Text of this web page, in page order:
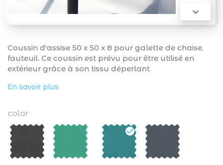

Coussin d'assise 50 x 50 x 8 pour galette de chaise,
fauteuil. Ce coussin est prévu pour être utilisé en
extérieur grâce à son tissu déperlant
En savoir plus
color